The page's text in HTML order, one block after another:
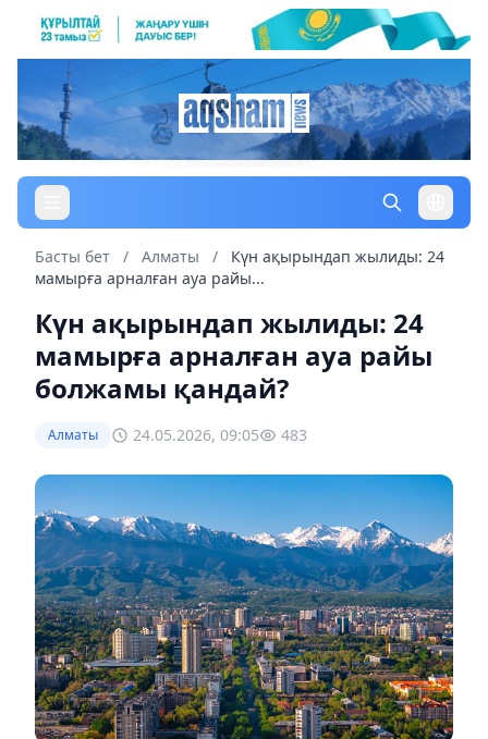
Басты бет / Алматы /
Күн ақырындап жылиды: 24
мамырға арналған ауа райы...
Күн ақырындап жылиды: 24
мамырға арналған ауа райы
болжамы қандай?
Алматы 24.05.2026, 09:05 483